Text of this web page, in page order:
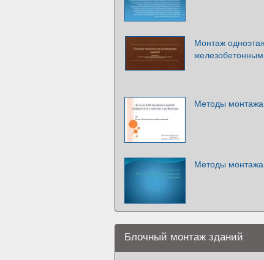
Монтаж
Методы
Методы монтажа
Блочный монтаж зданий